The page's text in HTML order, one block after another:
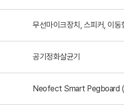
무선마이크장치, 스피커, 이
공기정화살균기
Neofect Smart Pegboard (